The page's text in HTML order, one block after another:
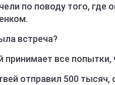
по поводу того, где
встреча?
принимает все
отправил 500 тысяч,